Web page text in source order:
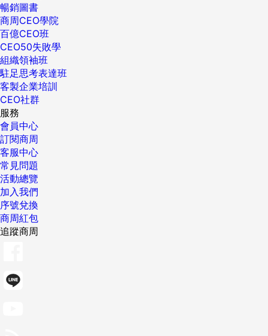
暢銷圖書
商周CEO學院
百億CEO班
CEO50失敗學
組織領袖班
駐足思考表達班
客製企業培訓
CEO社群
服務
會員中心
訂閱商周
客服中心
常見問題
活動總覽
加入我們
序號兌換
商周紅包
追蹤商周